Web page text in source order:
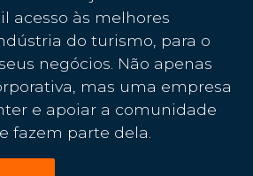
acesso às melhores
do turismo, para o
negócios. Não apenas
mas uma empresa
e apoiar a comunidade
fazem parte dela.